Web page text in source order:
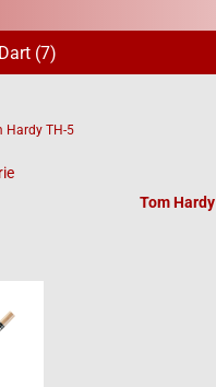
Dart (7)
Hardy TH-5
Tom Hardy